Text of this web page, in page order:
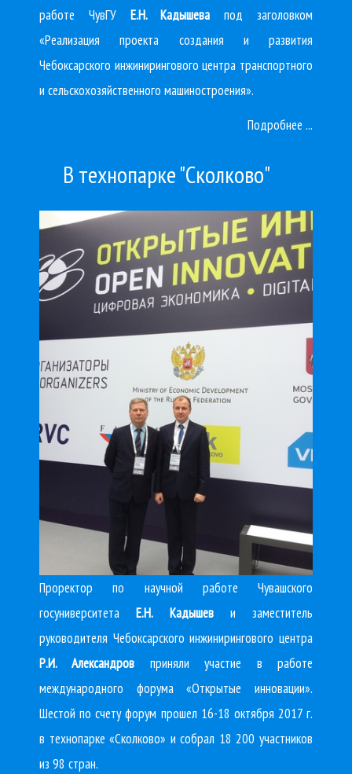
работе ЧувГУ Е.Н. Кадышева под заголовком
«Реализация проекта создания и развития
Чебоксарского инжинирингового центра транспортного
и сельскохозяйственного машиностроения».
Подробнее ...
В технопарке "Сколково"
Проректор по научной работе Чувашского
госуниверситетаЕ.Н. Кадышеви заместитель
руководителя Чебоксарского инжинирингового центра
Р.И. Александров приняли участие в работе
международного форума «Открытые инновации».
Шестой по счету форум прошел 16-18 октября 2017 г.
в технопарке «Сколково» и собрал 18 200 участников
из 98 стран.